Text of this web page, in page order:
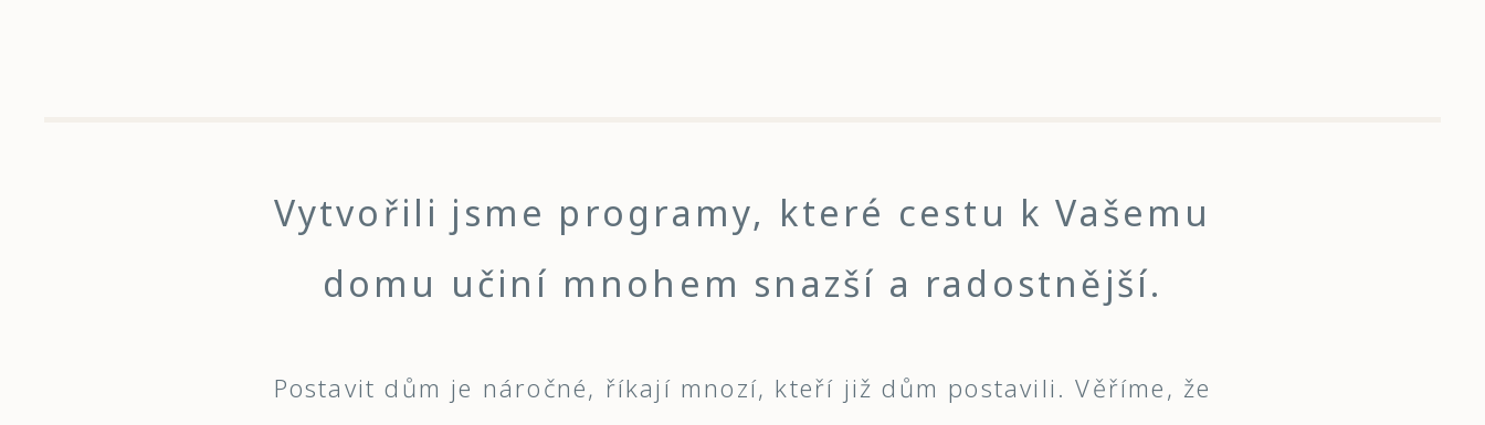
Vytvořili jsme programy, které cestu k Vašemu
domu učiní mnohem snazší a radostnější.
Postavit dům je náročné, říkají mnozí, kteří již dům postavili. Věříme, že